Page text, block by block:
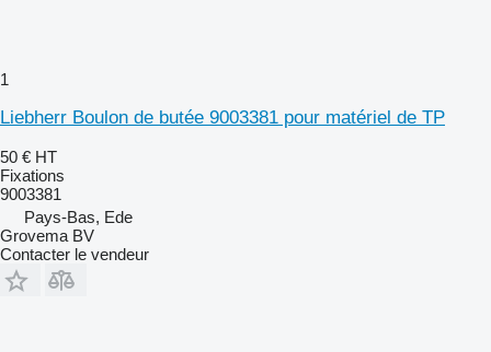
1
Liebherr Boulon de butée 9003381 pour matériel de TP
50 € HT
Fixations
9003381
Pays-Bas, Ede
Grovema BV
Contacter le vendeur